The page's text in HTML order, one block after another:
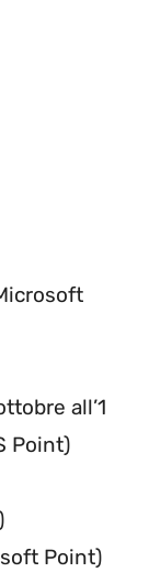
all’1
Point)
Point)